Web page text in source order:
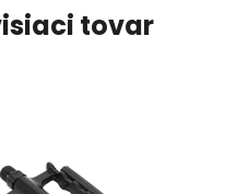
tovar